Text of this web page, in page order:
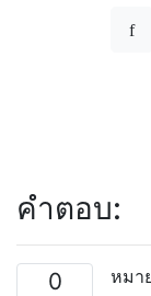
คำตอบ:
0 หมา